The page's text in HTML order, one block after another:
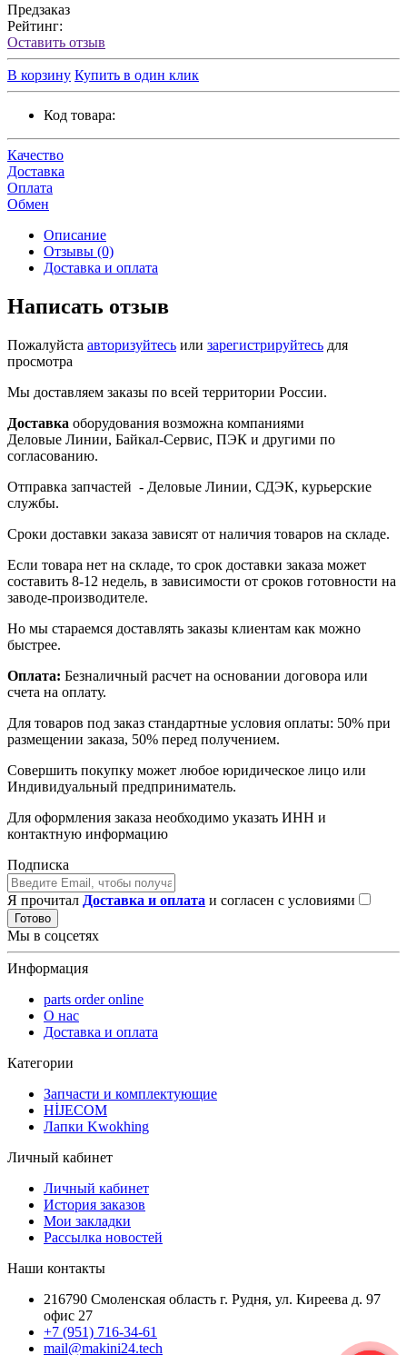
Предзаказ
Рейтинг:
Оставить отзыв
В корзину Купить в один клик
Код товара:
Качество
Доставка
Оплата
Обмен
Описание
Отзывы (0)
Доставка и оплата
Написать отзыв
Пожалуйста авторизуйтесь или зарегистрируйтесь для
просмотра
Мы доставляем заказы по всей территории России.
Доставка оборудования возможна компаниями
Деловые Линии, Байкал-Сервис, ПЭК и другими по
согласованию.
Отправка запчастей - Деловые Линии, СДЭК, курьерские
службы.
Сроки доставки заказа зависят от наличия товаров на складе.
Если товара нет на складе, то срок доставки заказа может
составить 8-12 недель, в зависимости от сроков готовности на
заводе-производителе.
Но мы стараемся доставлять заказы клиентам как можно
быстрее.
Оплата: Безналичный расчет на основании договора или
счета на оплату.
Для товаров под заказ стандартные условия оплаты: 50% при
размещении заказа, 50% перед получением.
Совершить покупку может любое юридическое лицо или
Индивидуальный предприниматель.
Для оформления заказа необходимо указать ИНН и
контактную информацию
Подписка
Я прочитал Доставка и оплата и согласен с условиями
Готово
Мы в соцсетях
Информация
parts order onlinе
О нас
Доставка и оплата
Категории
Запчасти и комплектующие
HİJECOM
Лапки Kwokhing
Личный кабинет
Личный кабинет
История заказов
Мои закладки
Рассылка новостей
Наши контакты
216790 Смоленская область г. Рудня, ул. Киреева д. 97
офис 27
+7 (951) 716-34-61
mail@makini24.tech